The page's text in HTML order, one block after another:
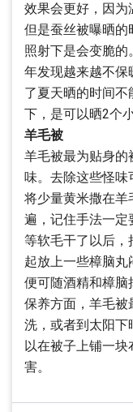
效果会更好，因为
但是蚕丝被曝晒的
照射下是会变脆
年发现越来越不保
了夏天晒的时间
下，是可以晒2个小
羊毛被
羊毛被最为贴身的
味。去除这些怪味
将少量黄米撒在羊
遍，记住手法一定
等软毛干了以后，
起放上一些樟脑
便可随酒精和樟脑
保养方面，羊毛被
洗，或者到太阳下
以在被子上铺一
害。